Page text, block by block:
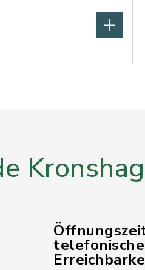
telefonische